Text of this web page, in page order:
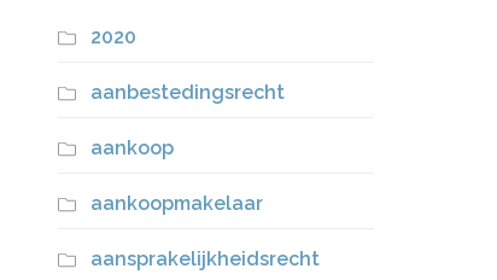
2020
aanbestedingsrecht
aankoop
aankoopmakelaar
aansprakelijkheidsrecht